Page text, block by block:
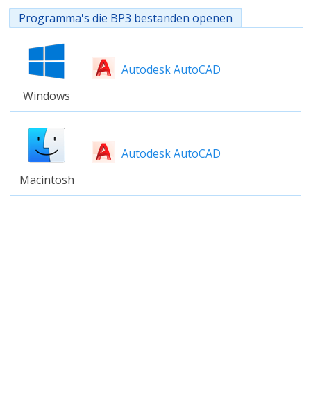
Programma's die BP3 bestanden openen
Windows
Autodesk AutoCAD
Macintosh
Autodesk AutoCAD